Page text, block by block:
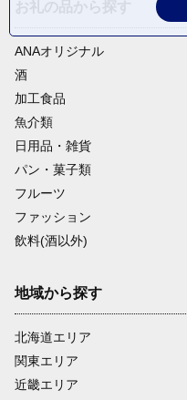
ANAオリジナル
酒
加工食品
魚介類
日用品・雑貨
パン・菓子類
フルーツ
ファッション
飲料(酒以外)
地域から探す
北海道エリア
関東エリア
近畿エリア